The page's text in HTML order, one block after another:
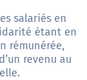
salariés en
étant en
rémunérée,
revenu au